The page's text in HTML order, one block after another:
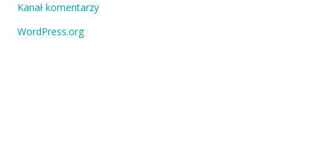
Kanał komentarzy
WordPress.org